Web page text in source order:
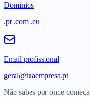
Dominios
.pt .com .eu
Email profissional
geral@tuaempresa.pt
Não sabes por onde